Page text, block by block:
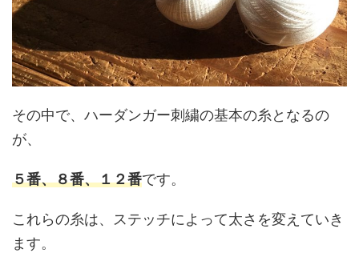
その中で、ハーダンガー刺繍の基本の糸となるの
が、
５番、８番、１２番です。
これらの糸は、ステッチによって太さを変えていき
ます。